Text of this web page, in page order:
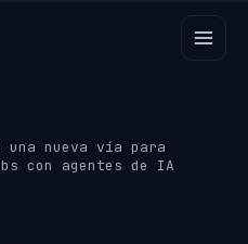
una nueva vía para
con agentes de IA